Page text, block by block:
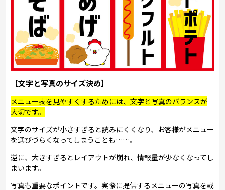
【文字と写真のサイズ決め】
メニュー表を見やすくするためには、文字と写真のバランスが
大切です。
文字のサイズが小さすぎると読みにくくなり、お客様がメニュー
を選びづらくなってしまうことも……。
逆に、大きすぎるとレイアウトが崩れ、情報量が少なくなってし
まいます。
写真も重要なポイントです。実際に提供するメニューの写真を載